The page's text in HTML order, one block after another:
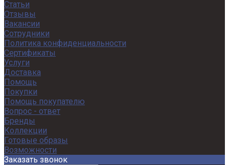
Статьи
Отзывы
Вакансии
Сотрудники
Политика конфиденциальности
Сертификаты
Услуги
Доставка
Помощь
Покупки
Помощь покупателю
Вопрос - ответ
Бренды
Коллекции
Готовые образы
Возможности
Заказать звонок